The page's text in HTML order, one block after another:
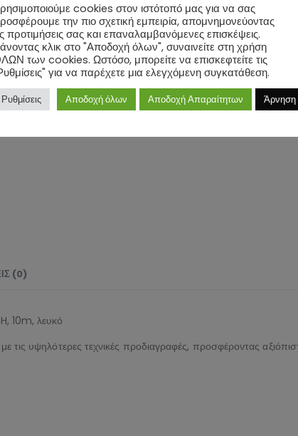
(0)
10m, λευκό
τις υψηλότερες τεχνικές προδιαγραφές, προσφέροντας
cookies στον ιστότοπό μας για να σας
την πιο σχετική εμπειρία, απομνημονεύοντας
προτιμήσεις σας και επαναλαμβανόμενες επισκέψεις.
κλικ στο "Αποδοχή όλων", συναινείτε στη χρήση
των cookies. Ωστόσο, μπορείτε να επισκεφτείτε τις
για να παρέχετε μια ελεγχόμενη συγκατάθεση.
Ρυθμίσεις Αποδοχή όλων Αποδοχή Απαραίτητων Άρνηση